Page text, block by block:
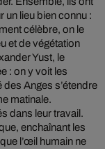
un lieu bien connu :
célèbre, on le
et de végétation
Yust, le
: on y voit les
Anges s’étendre
matinale.
dans leur travail.
enchaînant les
l’œil humain ne